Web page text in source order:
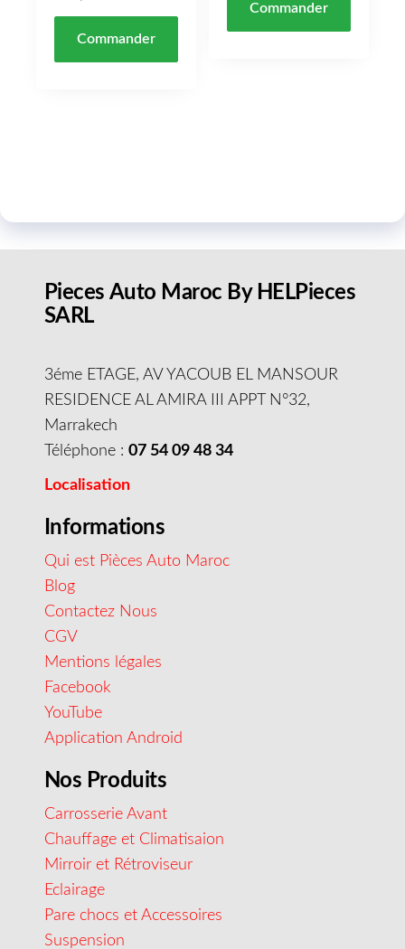
Commander
Commander
Pieces Auto Maroc By HELPieces
SARL
3éme ETAGE, AV YACOUB EL MANSOUR
RESIDENCE AL AMIRA III APPT N°32,
Marrakech
Téléphone : 07 54 09 48 34
Localisation
Informations
Qui est Pièces Auto Maroc
Blog
Contactez Nous
CGV
Mentions légales
Facebook
YouTube
Application Android
Nos Produits
Carrosserie Avant
Chauffage et Climatisaion
Mirroir et Rétroviseur
Eclairage
Pare chocs et Accessoires
Suspension